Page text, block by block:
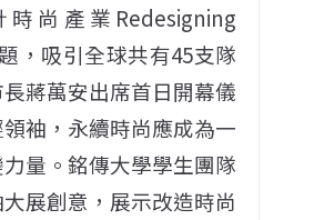
尚產業Redesigning
，吸引全球共有45支隊
蔣萬安出席首日開幕儀
袖，永續時尚應成為一
量。銘傳大學學生團隊
展創意，展示改造時尚